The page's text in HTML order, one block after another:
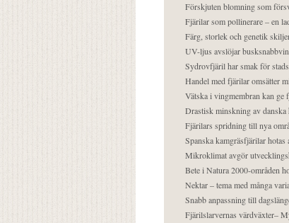
Förskjuten blomning som
Fjärilar som pollinerare – en
Färg, storlek och genetik
UV-ljus avslöjar
Sydrovfjäril har smak för
Handel med fjärilar omsätter
Vätska i vingmembran kan ge
Drastisk minskning av danska
Fjärilars spridning till nya
Spanska kamgräsfjärilar
Mikroklimat avgör
Bete i Natura 2000-områden
Nektar – tema med många
Snabb anpassning till
Fjärilslarvernas värdväxter–